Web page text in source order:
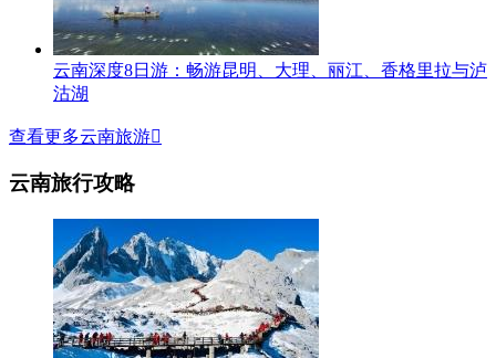
云南深度8日游：畅游昆明、大理、丽江、香格里拉与泸
沽湖
查看更多云南旅游
云南旅行攻略